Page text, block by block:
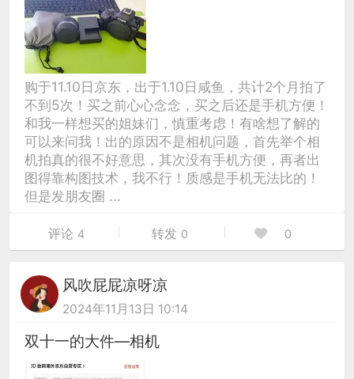
购于11.10日京东，出于1.10日咸鱼，共计2个月拍了
不到5次！买之前心心念念，买之后还是手机方便！
和我一样想买的姐妹们，慎重考虑！有啥想了解的
可以来问我！出的原因不是相机问题，首先举个相
机拍真的很不好意思，其次没有手机方便，再者出
图得靠构图技术，我不行！质感是手机无法比的！
但是发朋友圈 ...
评论 4 转发 0 0
风吹屁屁凉呀凉
2024年11月13日 10:14
双十一的大件—相机